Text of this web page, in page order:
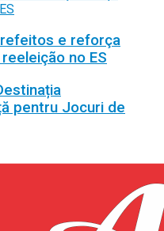
e reforça
no ES
pentru Jocuri de